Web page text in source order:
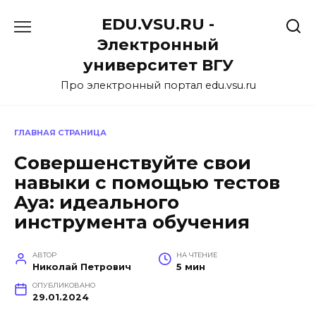
EDU.VSU.RU -
Электронный
университет ВГУ
Про электронный портал edu.vsu.ru
ГЛАВНАЯ СТРАНИЦА
Совершенствуйте свои
навыки с помощью тестов
Aya: идеального
инструмента обучения
АВТОР
Николай Петрович
НА ЧТЕНИЕ
5 мин
ОПУБЛИКОВАНО
29.01.2024